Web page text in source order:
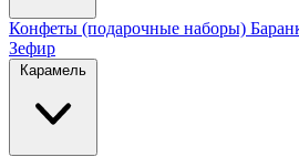
Конфеты (подарочные наборы)
Зефир
Карамель